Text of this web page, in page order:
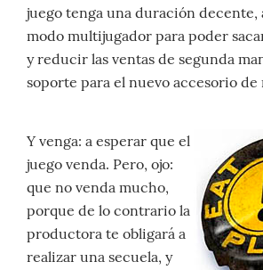
juego tenga una duración decente,
modo multijugador para poder
y reducir las ventas de segunda
soporte para el nuevo accesorio de
Y venga: a esperar que el
juego venda. Pero, ojo:
que no venda mucho,
porque de lo contrario la
productora te obligará a
realizar una secuela, y